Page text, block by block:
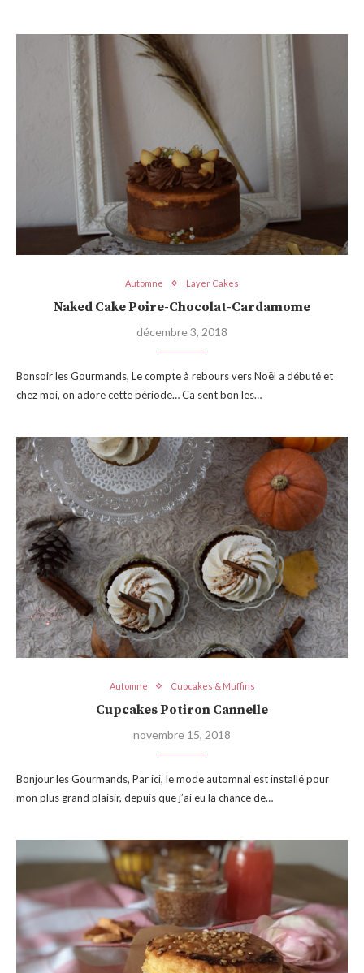
Automne Layer Cakes
Naked Cake Poire-Chocolat-Cardamome
décembre 3, 2018
Bonsoir les Gourmands, Le compte à rebours vers Noël a débuté et
chez moi, on adore cette période… Ca sent bon les…
Automne Cupcakes & Muffins
Cupcakes Potiron Cannelle
novembre 15, 2018
Bonjour les Gourmands, Par ici, le mode automnal est installé pour
mon plus grand plaisir, depuis que j’ai eu la chance de…